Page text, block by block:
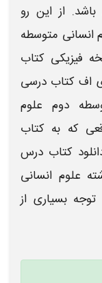
از این رو
انسانی متوسطه
فیزیکی کتاب
اف کتاب درسی
دوم علوم
که به کتاب
کتاب درس
علوم انسانی
بسیاری از